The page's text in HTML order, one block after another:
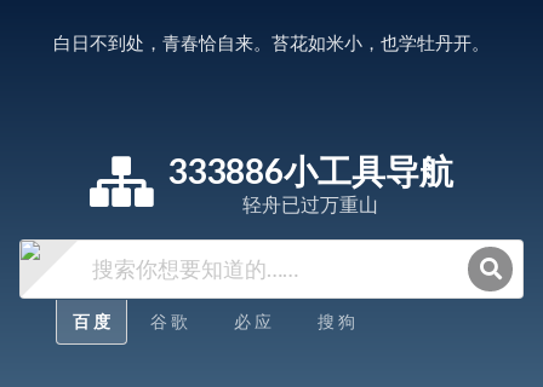
白日不到处，青春恰自来。苔花如米小，也学牡丹开。
333886小工具导航
轻舟已过万重山
百 度 谷 歌 必 应 搜 狗